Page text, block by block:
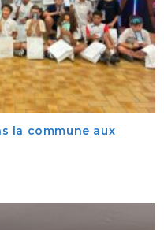
la commune aux